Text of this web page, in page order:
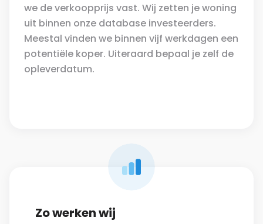
we de verkoopprijs vast. Wij zetten je woning
uit binnen onze database investeerders.
Meestal vinden we binnen vijf werkdagen een
potentiële koper. Uiteraard bepaal je zelf de
opleverdatum.
Zo werken wij